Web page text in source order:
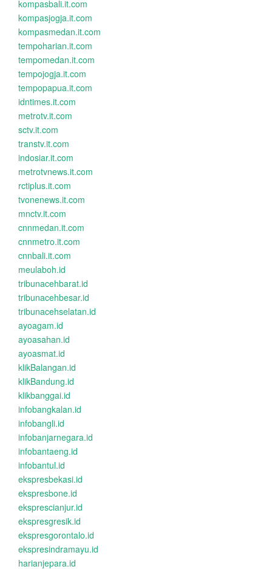
kompasbali.it.com
kompasjogja.it.com
kompasmedan.it.com
tempoharian.it.com
tempomedan.it.com
tempojogja.it.com
tempopapua.it.com
idntimes.it.com
metrotv.it.com
sctv.it.com
transtv.it.com
indosiar.it.com
metrotvnews.it.com
rctiplus.it.com
tvonenews.it.com
mnctv.it.com
cnnmedan.it.com
cnnmetro.it.com
cnnbali.it.com
meulaboh.id
tribunacehbarat.id
tribunacehbesar.id
tribunacehselatan.id
ayoagam.id
ayoasahan.id
ayoasmat.id
klikBalangan.id
klikBandung.id
klikbanggai.id
infobangkalan.id
infobangli.id
infobanjarnegara.id
infobantaeng.id
infobantul.id
ekspresbekasi.id
ekspresbone.id
eksprescianjur.id
ekspresgresik.id
ekspresgorontalo.id
ekspresindramayu.id
harianjepara.id